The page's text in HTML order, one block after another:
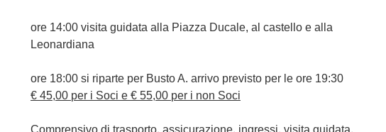
ore 14:00 visita guidata alla Piazza Ducale, al castello e alla
Leonardiana
ore 18:00 si riparte per Busto A. arrivo previsto per le ore 19:30
€ 45,00 per i Soci e € 55,00 per i non Soci
Comprensivo di trasporto, assicurazione, ingressi, visita guidata.